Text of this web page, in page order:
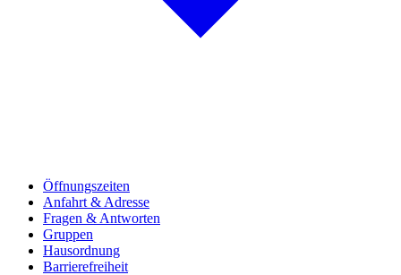
Öffnungszeiten
Anfahrt & Adresse
Fragen & Antworten
Gruppen
Hausordnung
Barrierefreiheit